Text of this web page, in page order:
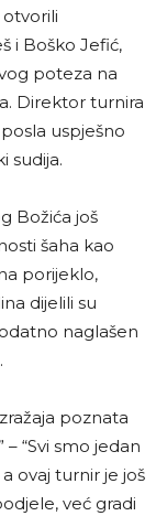
otvorili
i Boško Jefić,
poteza na
Direktor turnira
uspješno
sudija.
Božića još
šaha kao
porijeklo,
dijelili su
naglašen
poznata
“Svi smo jedan
ovaj turnir je još
već gradi